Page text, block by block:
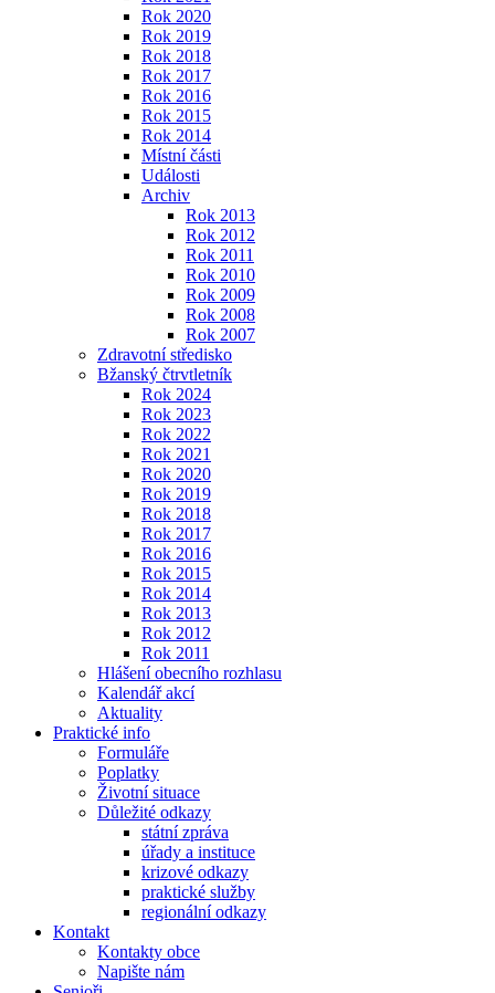
Rok 2020
Rok 2019
Rok 2018
Rok 2017
Rok 2016
Rok 2015
Rok 2014
Místní části
Události
Archiv
Rok 2013
Rok 2012
Rok 2011
Rok 2010
Rok 2009
Rok 2008
Rok 2007
Zdravotní středisko
Bžanský čtrvtletník
Rok 2024
Rok 2023
Rok 2022
Rok 2021
Rok 2020
Rok 2019
Rok 2018
Rok 2017
Rok 2016
Rok 2015
Rok 2014
Rok 2013
Rok 2012
Rok 2011
Hlášení obecního rozhlasu
Kalendář akcí
Aktuality
Praktické info
Formuláře
Poplatky
Životní situace
Důležité odkazy
státní zpráva
úřady a instituce
krizové odkazy
praktické služby
regionální odkazy
Kontakt
Kontakty obce
Napište nám